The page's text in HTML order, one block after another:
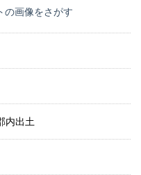
の画像をさがす
内出土